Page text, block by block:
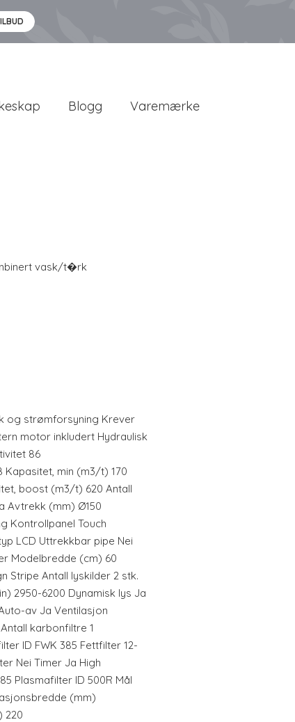
Blogg Varemærke
vask/t�rk
og strømforsyning Krever
motor inkludert Hydraulisk
86
min (m3/t) 170
boost (m3/t) 620 Antall
Avtrekk (mm) Ø150
Kontrollpanel Touch
LCD Uttrekkbar pipe Nei
Modelbredde (cm) 60
Stripe Antall lyskilder 2 stk.
2950-6200 Dynamisk lys Ja
av Ja Ventilasjon
karbonfiltre 1
ID FWK 385 Fettfilter 12-
Nei Timer Ja High
Plasmafilter ID 500R Mål
(mm)
220